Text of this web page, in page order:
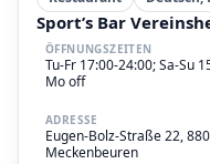
Sport’s Bar
ÖFFNUNGSZEITEN
Tu-Fr 17:00-24:00; Sa-Su
Mo off
ADRESSE
Eugen-Bolz-Straße 22,
Meckenbeuren